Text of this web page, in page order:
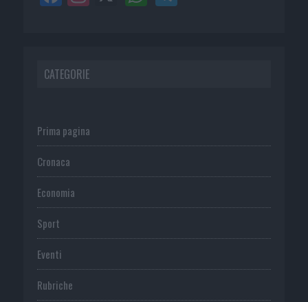
CATEGORIE
Prima pagina
Cronaca
Economia
Sport
Eventi
Rubriche